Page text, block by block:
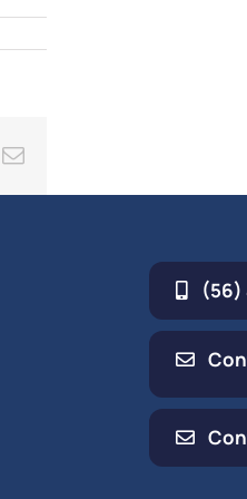
Correo
(56)